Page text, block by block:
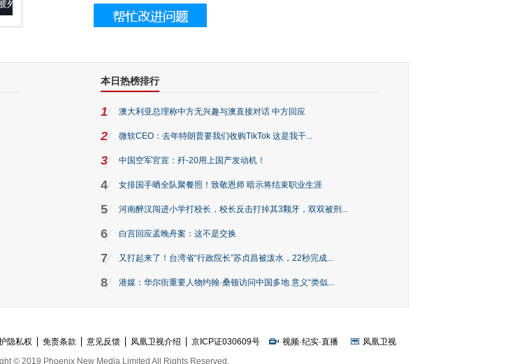
的它到底有多美？
本日热榜排行
1 澳大利亚总理称中方无兴趣与澳直接对话 中方回应
2 微软CEO：去年特朗普要我们收购TikTok 这是我干...
3 中国空军官宣：歼-20用上国产发动机！
4 女排国手晒全队聚餐照！致敬恩师 暗示将结束职业生涯
5 河南醉汉闯进小学打校长，校长反击打掉其3颗牙，双双被刑...
6 白宫回应孟晚舟案：这不是交换
7 又打起来了！台湾省“行政院长”苏贞昌被泼水，22秒完成...
8 港媒：华尔街重要人物约翰·桑顿访问中国多地 意义“类似...
隐私权 免责条款 意见反馈 凤凰卫视介绍 京ICP证030609号 视频·纪实·直播
凤凰卫视
© 2019 Phoenix New Media Limited All Rights Reserved.